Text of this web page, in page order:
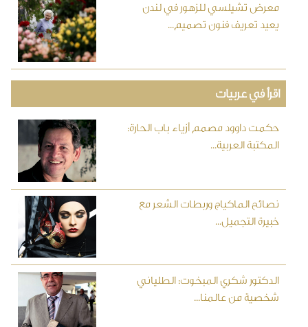
معرض تشيلسي للزهور في لندن
يعيد تعريف فنون تصميم...
اقرأ في عربيات
حكمت داوود مصمم أزياء باب الحارة:
المكتبة العربية...
نصائح الماكياج وربطات الشعر مع
خبيرة التجميل...
الدكتور شكري المبخوت: الطلياني
شخصية من عالمنا...